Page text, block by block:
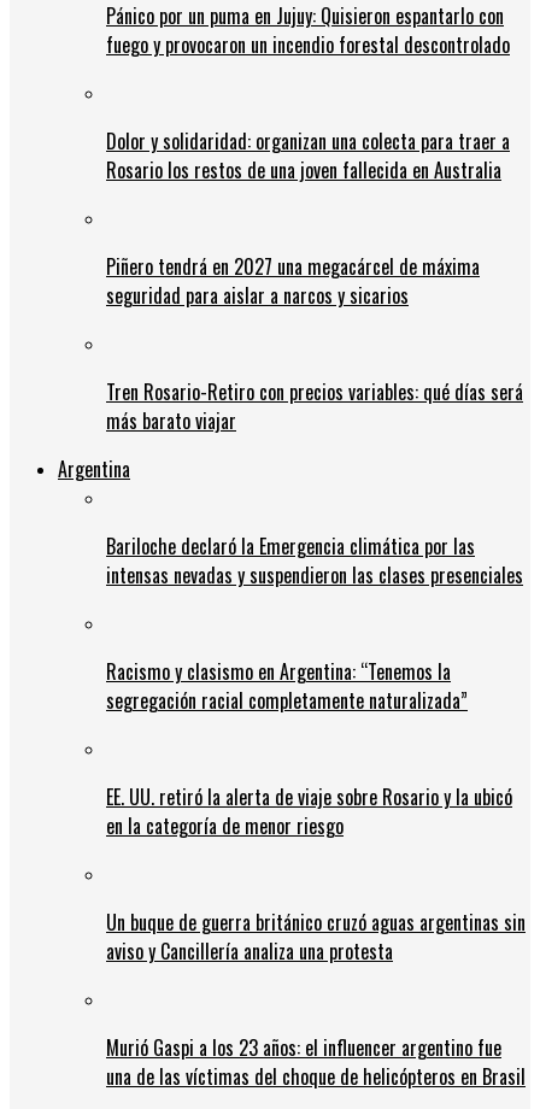
Pánico por un puma en Jujuy: Quisieron espantarlo con
fuego y provocaron un incendio forestal descontrolado
Dolor y solidaridad: organizan una colecta para traer a
Rosario los restos de una joven fallecida en Australia
Piñero tendrá en 2027 una megacárcel de máxima
seguridad para aislar a narcos y sicarios
Tren Rosario-Retiro con precios variables: qué días será
más barato viajar
Argentina
Bariloche declaró la Emergencia climática por las
intensas nevadas y suspendieron las clases presenciales
Racismo y clasismo en Argentina: “Tenemos la
segregación racial completamente naturalizada”
EE. UU. retiró la alerta de viaje sobre Rosario y la ubicó
en la categoría de menor riesgo
Un buque de guerra británico cruzó aguas argentinas sin
aviso y Cancillería analiza una protesta
Murió Gaspi a los 23 años: el influencer argentino fue
una de las víctimas del choque de helicópteros en Brasil